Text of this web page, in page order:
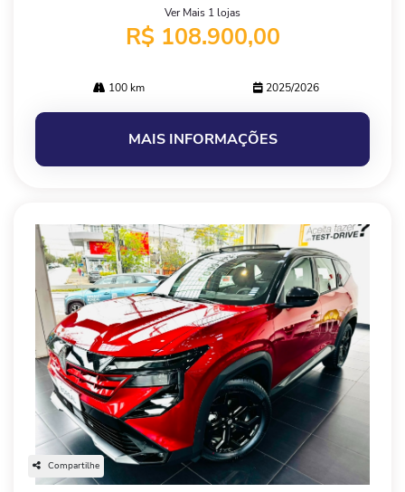
Ver Mais 1 lojas
R$ 108.900,00
100 km 2025/2026
MAIS INFORMAÇÕES
Compartilhe